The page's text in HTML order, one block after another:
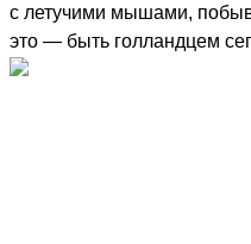
с летучими мышами,
это — быть голландцем